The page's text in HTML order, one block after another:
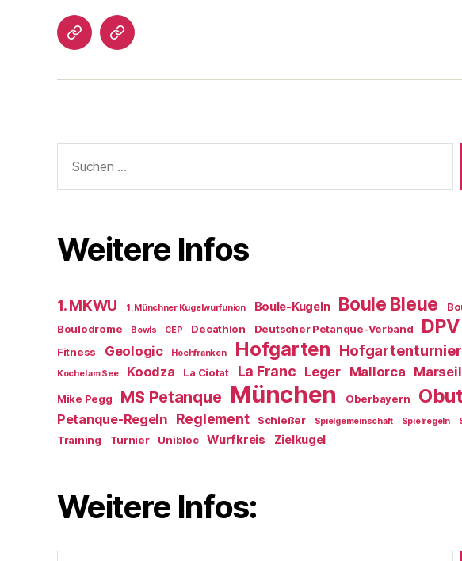
Impressum/DatSchutz
Beliebte
Kugeln
nach:
Weitere Infos
1. MKWU 1. Münchner Kugelwurfunion Boule-Kugeln Boule Bleue
Boulodrome Bowls CEP Decathlon Deutscher Petanque-Verband DPV
Fitness Geologic Hochfranken Hofgarten Hofgartenturnier
Kochel am See Koodza La Ciotat La Franc Leger Mallorca
Mike Pegg MS Petanque München Oberbayern Obut
Petanque-Regeln Reglement Schießer Spielgemeinschaft Spielregeln
Training
Turnier Unibloc Wurfkreis Zielkugel
Weitere Infos: